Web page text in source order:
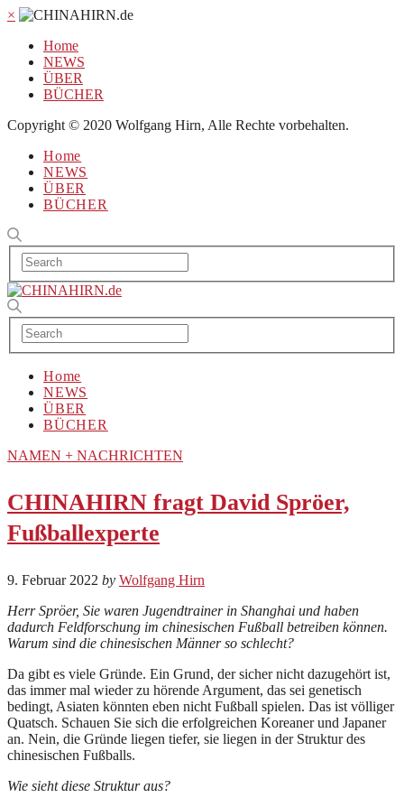
×
Home
NEWS
ÜBER
BÜCHER
Copyright © 2020 Wolfgang Hirn, Alle Rechte vorbehalten.
Home
NEWS
ÜBER
BÜCHER
Home
NEWS
ÜBER
BÜCHER
NAMEN + NACHRICHTEN
CHINAHIRN fragt David Spröer,
Fußballexperte
9. Februar 2022 by Wolfgang Hirn
Herr Spröer, Sie waren Jugendtrainer in Shanghai und haben
dadurch Feldforschung im chinesischen Fußball betreiben können.
Warum sind die chinesischen Männer so schlecht?
Da gibt es viele Gründe. Ein Grund, der sicher nicht dazugehört ist,
das immer mal wieder zu hörende Argument, das sei genetisch
bedingt, Asiaten könnten eben nicht Fußball spielen. Das ist völliger
Quatsch. Schauen Sie sich die erfolgreichen Koreaner und Japaner
an. Nein, die Gründe liegen tiefer, sie liegen in der Struktur des
chinesischen Fußballs.
Wie sieht diese Struktur aus?